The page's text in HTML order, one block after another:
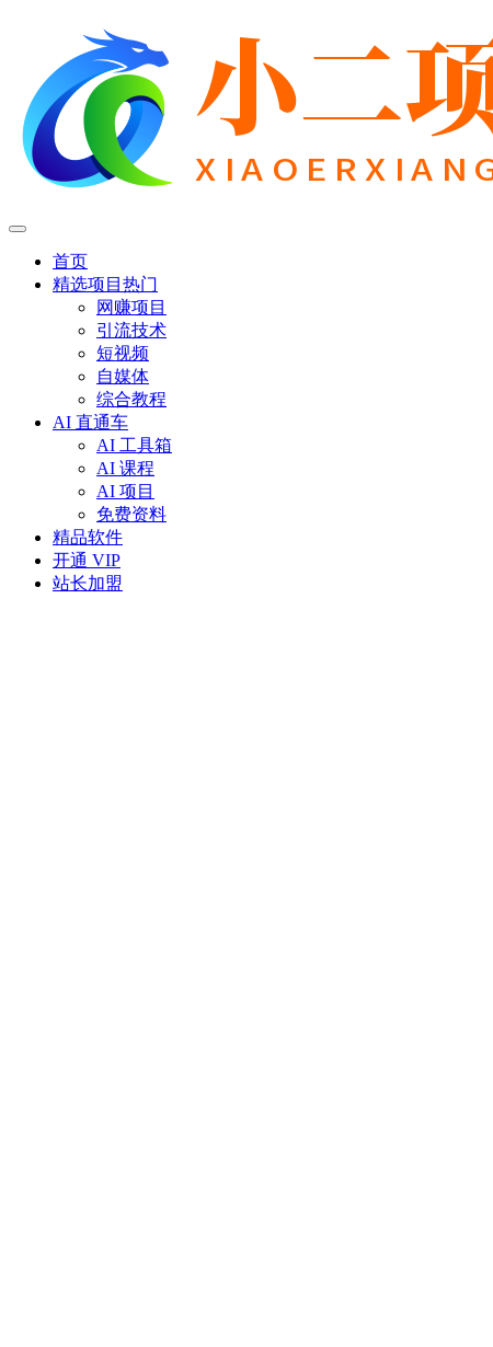
首页
精选项目 热门
网赚项目
引流技术
短视频
自媒体
综合教程
AI 直通车
AI 工具箱
AI 课程
AI 项目
免费资料
精品软件
开通 VIP
站长加盟